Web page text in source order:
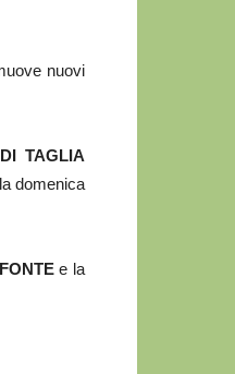
nuovi
TAGLIA
domenica
e la